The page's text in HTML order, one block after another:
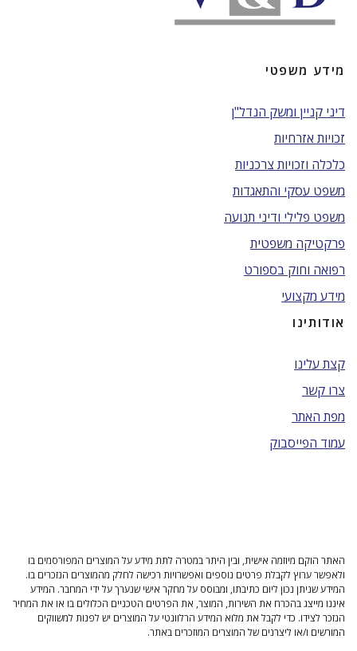
מידע משפטי
דיני קניין ומשק הנדל"ן
זכויות אזרחיות
כלכלה וזכויות צרכניות
משפט עסקי והתאגדות
משפט פלילי ודיני תנועה
פרקטיקה משפטית
רפואה וחוק בספורט
מידע מקצועי
אודותינו
קצת עלינו
צרו קשר
מפת האתר
עמוד הפייסבוק
האתר הוקם מיוזמה אישית, ובין היתר במטרה לתת מידע על המוצרים המפורסמים בו
ולאפשר ערוץ לקבלת פרטים נוספים ואפשרויות רכישה לחלק מהמוצרים הנזכרים בו.
המידע שניתן נכון ליום כתיבתו, ומבוסס על מחקר אישי שנערך על ידי המחבר. המידע
איננו מייצג בהכרח את השירות, המוצר, את הפרטים הטכניים הכלולים בו או את המחיר
הנזכר לצידו. כדי לקבל את מלוא המידע הרלוונטי על המוצרים יש לפנות למשווקים
המורשים ו/או ליצרנים של המוצרים המוזכרים באתר.